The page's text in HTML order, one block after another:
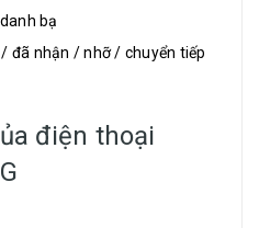
bạ
đã nhận / nhỡ / chuyển tiếp
điện thoại